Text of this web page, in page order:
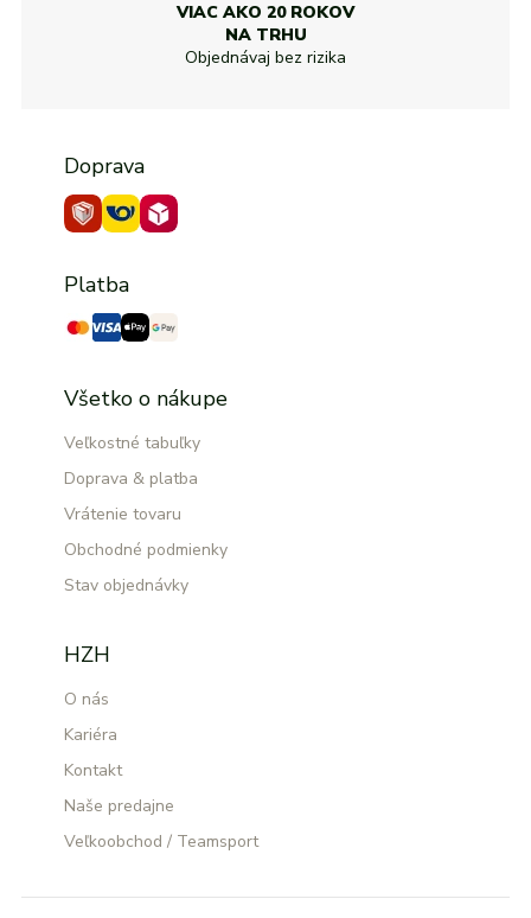
VIAC AKO 20 ROKOV
NA TRHU
Objednávaj bez rizika
Doprava
Platba
Všetko o nákupe
Veľkostné tabuľky
Doprava & platba
Vrátenie tovaru
Obchodné podmienky
Stav objednávky
HZH
O nás
Kariéra
Kontakt
Naše predajne
Veľkoobchod / Teamsport